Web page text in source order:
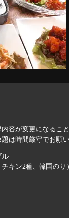
容が変更になること
は時間厳守でお願い
ル
キン2種、韓国のり）